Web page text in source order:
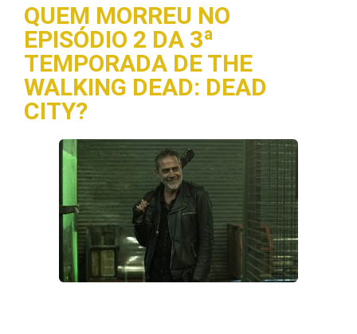
QUEM MORREU NO
EPISÓDIO 2 DA 3ª
TEMPORADA DE THE
WALKING DEAD: DEAD
CITY?